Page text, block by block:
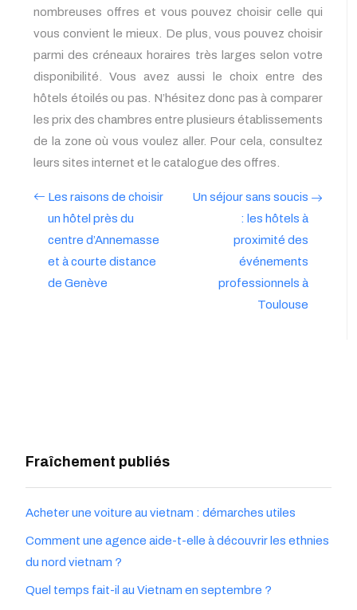
nombreuses offres et vous pouvez choisir celle qui
vous convient le mieux. De plus, vous pouvez choisir
parmi des créneaux horaires très larges selon votre
disponibilité. Vous avez aussi le choix entre des
hôtels étoilés ou pas. N’hésitez donc pas à comparer
les prix des chambres entre plusieurs établissements
de la zone où vous voulez aller. Pour cela, consultez
leurs sites internet et le catalogue des offres.
Les raisons de choisir
un hôtel près du
centre d’Annemasse
et à courte distance
de Genève
Un séjour sans soucis
: les hôtels à
proximité des
événements
professionnels à
Toulouse
Fraîchement publiés
Acheter une voiture au vietnam : démarches utiles
Comment une agence aide-t-elle à découvrir les ethnies
du nord vietnam ?
Quel temps fait-il au Vietnam en septembre ?